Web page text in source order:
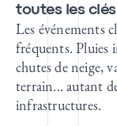
toutes les
Les événements
fréquents. Pluies
chutes de neige,
terrain... autant
infrastructures.